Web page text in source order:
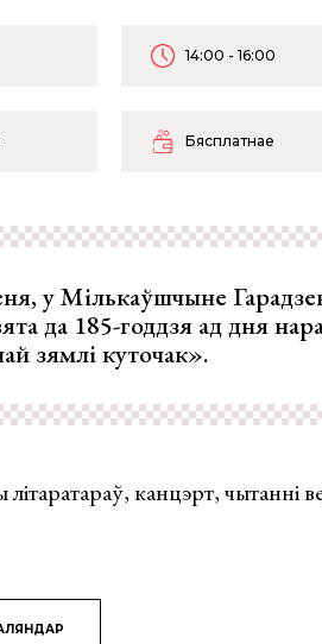
14:00 - 16:00
Бясплатнае
у Мількаўшчыне
да 185-годдзя ад дня
зямлі куточак».
канцэрт, чытанні